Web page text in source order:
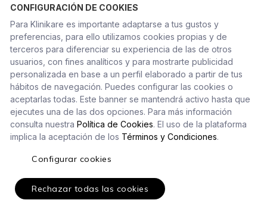
INFORMACIÓN
Política de privacidad
Política de seguridad de la información
© 2026 Klinikare
CONFIGURACIÓN DE COOKIES
Para Klinikare es importante adaptarse a tus gustos y
preferencias, para ello utilizamos cookies propias y de
terceros para diferenciar su experiencia de las de otros
usuarios, con fines analíticos y para mostrarte publicidad
personalizada en base a un perfil elaborado a partir de tus
hábitos de navegación. Puedes configurar las cookies o
aceptarlas todas. Este banner se mantendrá activo hasta que
ejecutes una de las dos opciones. Para más información
consulta nuestra Política de Cookies. El uso de la plataforma
implica la aceptación de los Términos y Condiciones.
Configurar cookies
Rechazar todas las cookies